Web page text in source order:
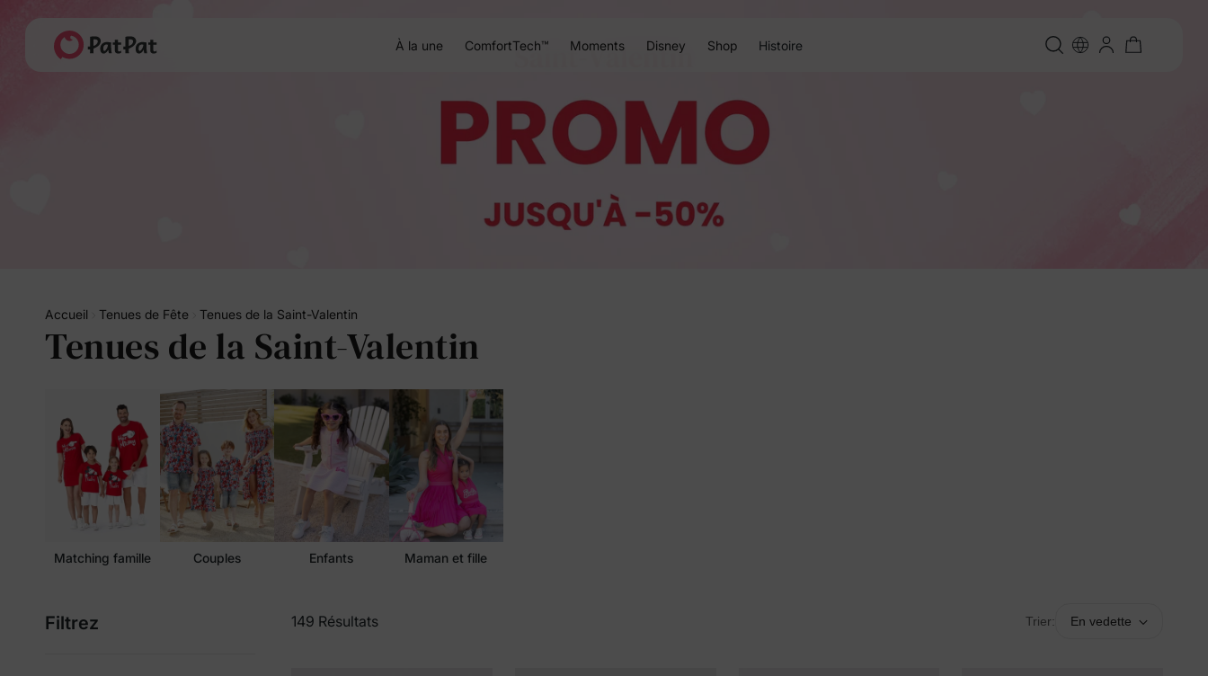
À la une ComfortTech™ Moments Disney Shop Histoire
Accueil Tenues de Fête Tenues de la Saint-Valentin
Tenues de la Saint-Valentin
Matching famille Couples Enfants Maman et fille
149 Résultats Trier: En vedette
Filtrez